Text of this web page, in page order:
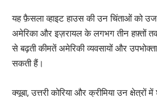
यह फ़ैसला व्हाइट हाउस की उन चिंताओं को
अमेरिका और इज़रायल के लगभग तीन हफ़्तों
से बढ़ती कीमतें अमेरिकी व्यवसायों और
सकती हैं।
क्यूबा, उत्तरी कोरिया और क्रीमिया उन